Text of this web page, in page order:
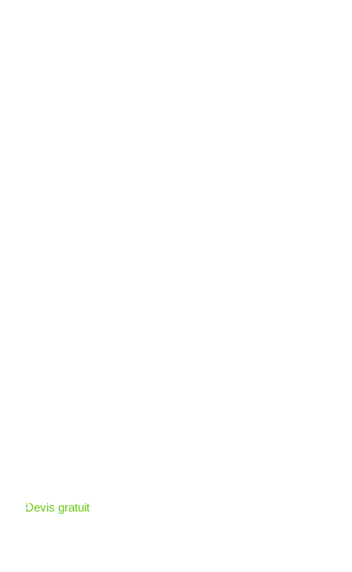
Devis gratuit